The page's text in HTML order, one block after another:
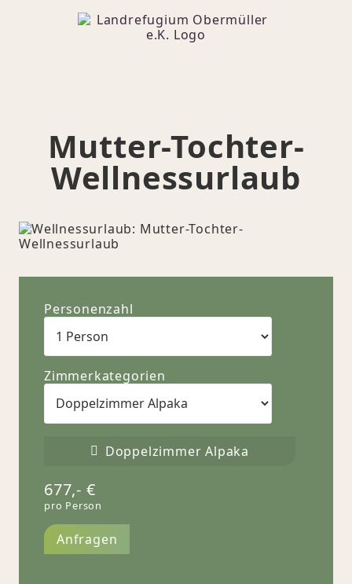
Mutter-Tochter-
Wellnessurlaub
Personenzahl
Zimmerkategorien
Doppelzimmer Alpaka
677,- €
pro Person
Anfragen